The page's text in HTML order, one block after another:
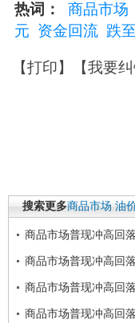
热词： 商品市场
元 资金回流 跌至
【打印】【我要
搜索更多商品市场 油
商品市场普现冲高回
商品市场普现冲高回
商品市场普现冲高回
商品市场普现冲高回